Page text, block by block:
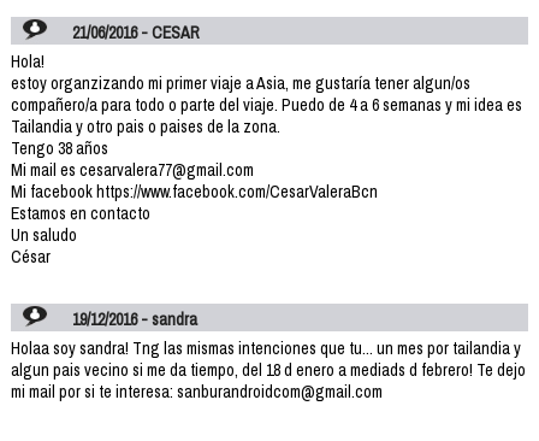
21/06/2016 - CESAR
Hola!
estoy organzizando mi primer viaje a Asia, me gustaría tener algun/os
compañero/a para todo o parte del viaje. Puedo de 4 a 6 semanas y mi idea es
Tailandia y otro pais o paises de la zona.
Tengo 38 años
Mi mail es cesarvalera77@gmail.com
Mi facebook https://www.facebook.com/CesarValeraBcn
Estamos en contacto
Un saludo
César
19/12/2016 - sandra
Holaa soy sandra! Tng las mismas intenciones que tu... un mes por tailandia y
algun pais vecino si me da tiempo, del 18 d enero a mediads d febrero! Te dejo
mi mail por si te interesa: sanburandroidcom@gmail.com